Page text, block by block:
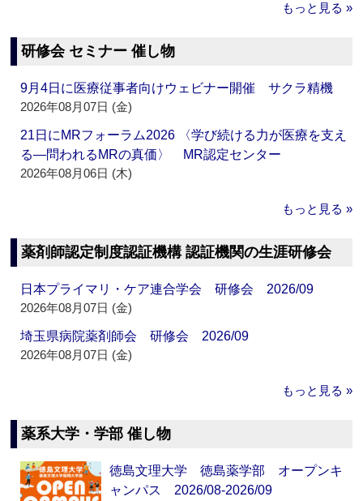
もっと見る »
研修会 セミナー 催し物
9月4日に医療従事者向けウェビナー開催 サクラ精機
2026年08月07日 (金)
21日にMRフォーラム2026 〈学び続ける力が医療を支え
る―問われるMRの真価〉 MR認定センター
2026年08月06日 (木)
もっと見る »
薬剤師認定制度認証機構 認証機関の生涯研修会
日本プライマリ・ケア連合学会 研修会 2026/09
2026年08月07日 (金)
埼玉県病院薬剤師会 研修会 2026/09
2026年08月07日 (金)
もっと見る »
薬系大学・学部 催し物
徳島文理大学 徳島薬学部 オープンキ
ャンパス 2026/08-2026/09